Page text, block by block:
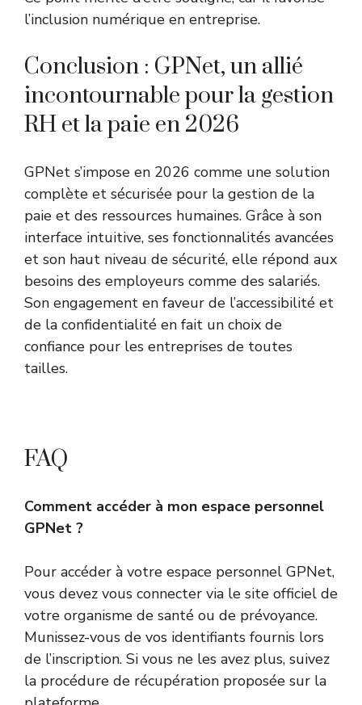
l’inclusion numérique en entreprise.
Conclusion : GPNet, un allié
incontournable pour la gestion
RH et la paie en 2026
GPNet s’impose en 2026 comme une solution
complète et sécurisée pour la gestion de la
paie et des ressources humaines. Grâce à son
interface intuitive, ses fonctionnalités avancées
et son haut niveau de sécurité, elle répond aux
besoins des employeurs comme des salariés.
Son engagement en faveur de l’accessibilité et
de la confidentialité en fait un choix de
confiance pour les entreprises de toutes
tailles.
FAQ
Comment accéder à mon espace personnel
GPNet ?
Pour accéder à votre espace personnel GPNet,
vous devez vous connecter via le site officiel de
votre organisme de santé ou de prévoyance.
Munissez-vous de vos identifiants fournis lors
de l’inscription. Si vous ne les avez plus, suivez
la procédure de récupération proposée sur la